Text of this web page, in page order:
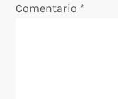
c
Comentario *